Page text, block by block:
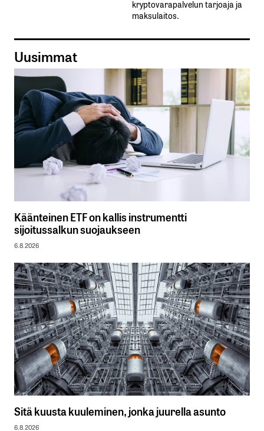
kryptovarapalvelun tarjoaja ja
maksulaitos.
Uusimmat
Käänteinen ETF on kallis instrumentti
sijoitussalkun suojaukseen
6.8.2026
Sitä kuusta kuuleminen, jonka juurella asunto
6.8.2026